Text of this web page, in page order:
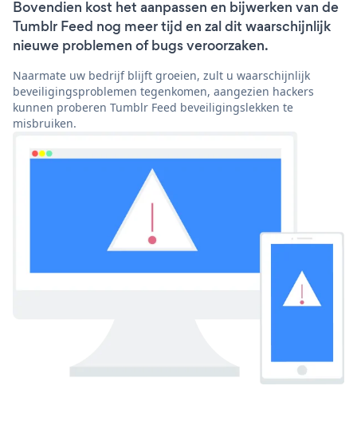
Bovendien kost het aanpassen en bijwerken van de
Tumblr Feed nog meer tijd en zal dit waarschijnlijk
nieuwe problemen of bugs veroorzaken.
Naarmate uw bedrijf blijft groeien, zult u waarschijnlijk
beveiligingsproblemen tegenkomen, aangezien hackers
kunnen proberen Tumblr Feed beveiligingslekken te
misbruiken.